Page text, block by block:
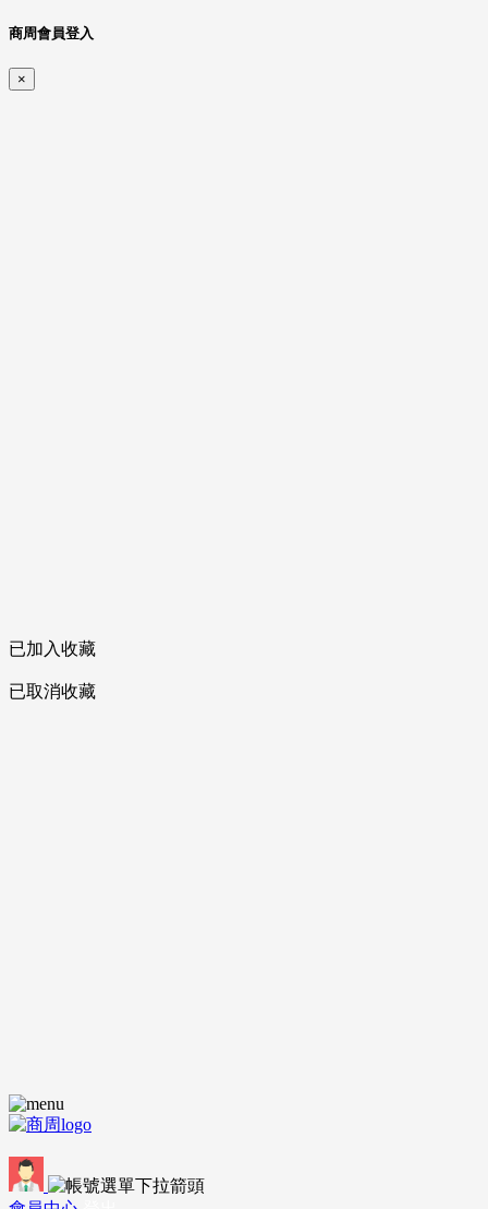
商周會員登入
×
已加入收藏
已取消收藏